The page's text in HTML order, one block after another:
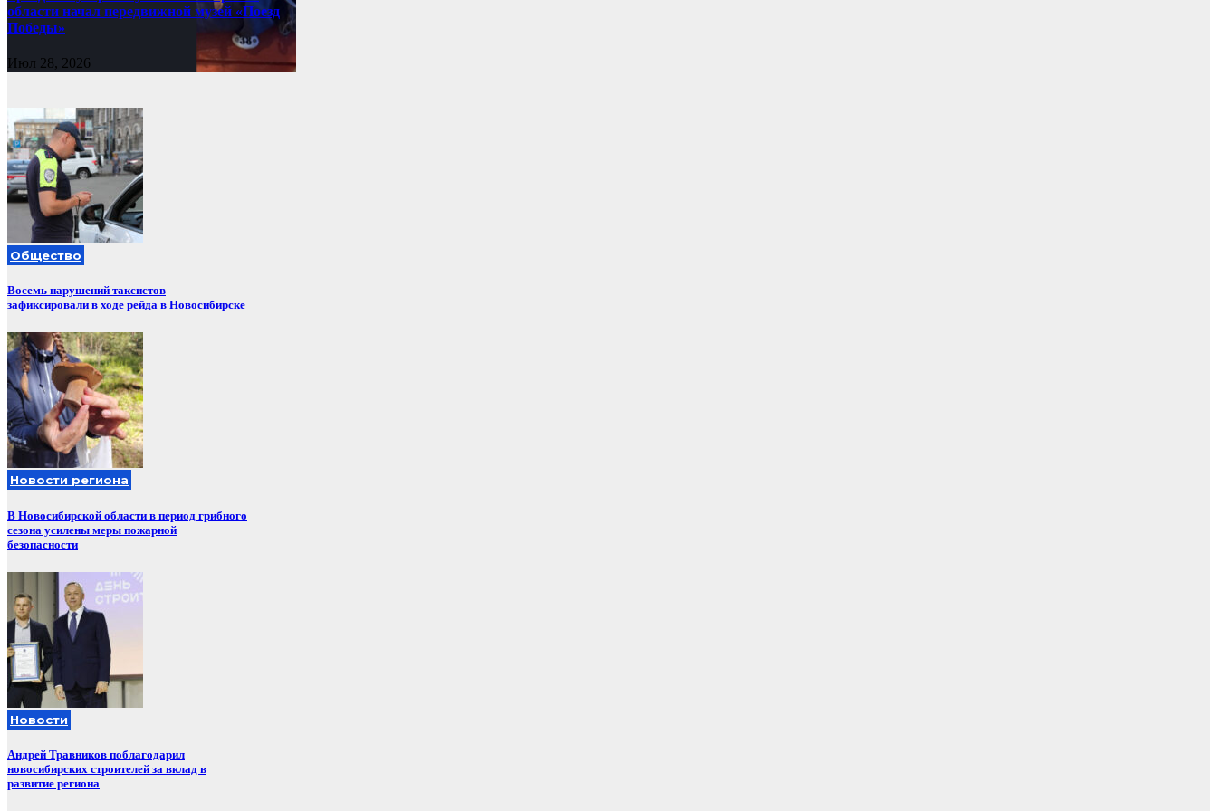
области начал передвижной музей «Поезд
Победы»
Июл 28, 2026
Общество
Восемь нарушений таксистов
зафиксировали в ходе рейда в Новосибирске
Новости региона
В Новосибирской области в период грибного
сезона усилены меры пожарной
безопасности
Новости
Андрей Травников поблагодарил
новосибирских строителей за вклад в
развитие региона